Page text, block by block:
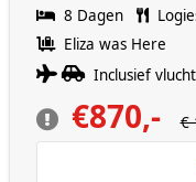
8 Dagen
Eliza was Here
Inclusief
€870,- €